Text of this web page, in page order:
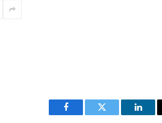
Facebook Twitter